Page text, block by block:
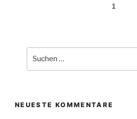
1
NEUESTE KOMMENTARE